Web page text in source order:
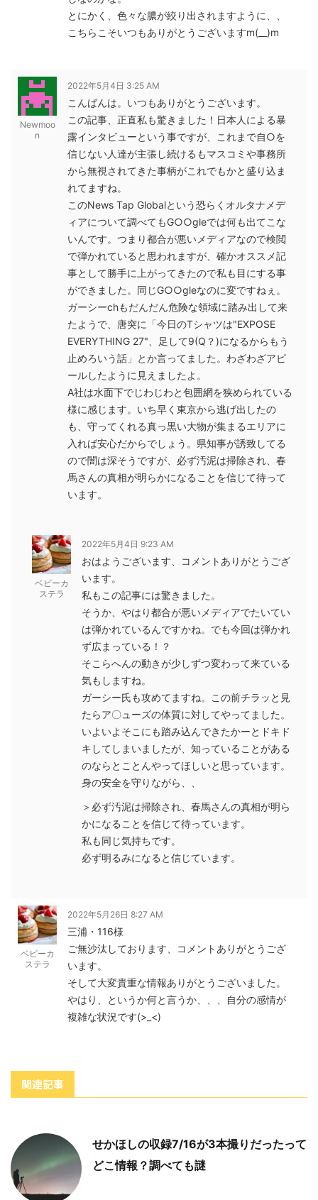
とにかく、色々な膿が絞り出されますように、、
こちらこそいつもありがとうございますm(__)m
Newmoo
n
2022年5月4日 3:25 AM
こんばんは。いつもありがとうございます。
この記事、正直私も驚きました！日本人による暴
露インタビューという事ですが、これまで自○を
信じない人達が主張し続けるもマスコミや事務所
から無視されてきた事柄がこれでもかと盛り込ま
れてますね。
このNews Tap Globalという恐らくオルタナメデ
ィアについて調べてもG○○gleでは何も出てこな
いんです。つまり都合が悪いメディアなので検閲
で弾かれていると思われますが、確かオススメ記
事として勝手に上がってきたので私も目にする事
ができました。同じG○○gleなのに変ですねぇ。
ガーシーchもだんだん危険な領域に踏み出して来
たようで、唐突に「今日のTシャツは"EXPOSE
EVERYTHING 27"、足して9(Q？)になるからもう
止めろいう話」とか言ってました。わざわざアピ
ールしたように見えましたよ。
A社は水面下でじわじわと包囲網を狭められている
様に感じます。いち早く東京から逃げ出したの
も、守ってくれる真っ黒い大物が集まるエリアに
入れば安心だからでしょう。県知事が誘致してる
ので闇は深そうですが、必ず汚泥は掃除され、春
馬さんの真相が明らかになることを信じて待って
います。
ベビーカ
ステラ
2022年5月4日 9:23 AM
おはようございます、コメントありがとうござ
います。
私もこの記事には驚きました。
そうか、やはり都合が悪いメディアでたいてい
は弾かれているんですかね。でも今回は弾かれ
ず広まっている！？
そこらへんの動きが少しずつ変わって来ている
気もしますね。
ガーシー氏も攻めてますね。この前チラッと見
たらア〇ューズの体質に対してやってました。
いよいよそこにも踏み込んできたかーとドキド
キしてしまいましたが、知っていることがある
のならとことんやってほしいと思っています。
身の安全を守りながら、、
＞必ず汚泥は掃除され、春馬さんの真相が明ら
かになることを信じて待っています。
私も同じ気持ちです。
必ず明るみになると信じています。
ベビーカ
ステラ
2022年5月26日 8:27 AM
三浦・116様
ご無沙汰しております、コメントありがとうござ
います。
そして大変貴重な情報ありがとうございました。
やはり、というか何と言うか、、、自分の感情が
複雑な状況です(>_<)
関連記事
せかほしの収録7/16が3本撮りだったって
どこ情報？調べても謎